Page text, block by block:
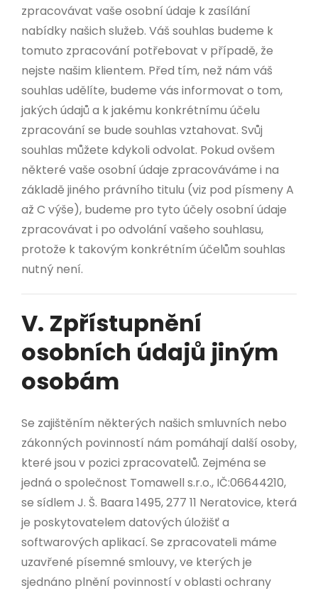
zpracovávat vaše osobní údaje k zasílání
nabídky našich služeb. Váš souhlas budeme k
tomuto zpracování potřebovat v případě, že
nejste našim klientem. Před tím, než nám váš
souhlas udělíte, budeme vás informovat o tom,
jakých údajů a k jakému konkrétnímu účelu
zpracování se bude souhlas vztahovat. Svůj
souhlas můžete kdykoli odvolat. Pokud ovšem
některé vaše osobní údaje zpracováváme i na
základě jiného právního titulu (viz pod písmeny A
až C výše), budeme pro tyto účely osobní údaje
zpracovávat i po odvolání vašeho souhlasu,
protože k takovým konkrétním účelům souhlas
nutný není.
V. Zpřístupnění
osobních údajů jiným
osobám
Se zajištěním některých našich smluvních nebo
zákonných povinností nám pomáhají další osoby,
které jsou v pozici zpracovatelů. Zejména se
jedná o společnost Tomawell s.r.o., IČ:06644210,
se sídlem J. Š. Baara 1495, 277 11 Neratovice, která
je poskytovatelem datových úložišť a
softwarových aplikací. Se zpracovateli máme
uzavřené písemné smlouvy, ve kterých je
sjednáno plnění povinností v oblasti ochrany